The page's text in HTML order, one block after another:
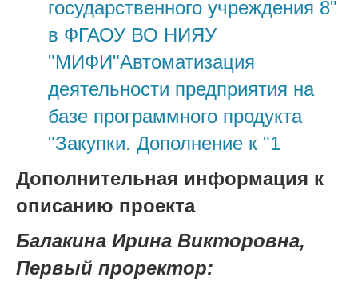
государственного учреждения 8"
в ФГАОУ ВО НИЯУ
"МИФИ"Автоматизация
деятельности предприятия на
базе программного продукта
"Закупки. Дополнение к "1
Дополнительная информация к
описанию проекта
Балакина Ирина Викторовна,
Первый проректор: